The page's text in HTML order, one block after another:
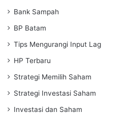
Bank Sampah
BP Batam
Tips Mengurangi Input Lag
HP Terbaru
Strategi Memilih Saham
Strategi Investasi Saham
Investasi dan Saham